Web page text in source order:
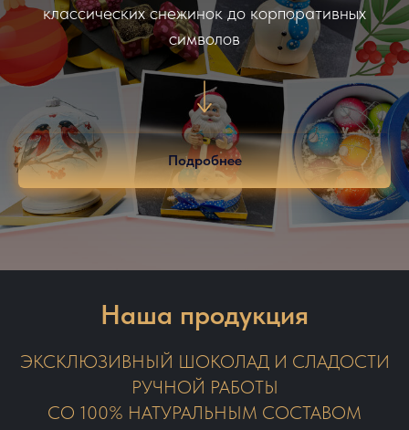
классических снежинок до корпоративных
символов
Подробнее
Наша продукция
ЭКСКЛЮЗИВНЫЙ ШОКОЛАД И СЛАДОСТИ
РУЧНОЙ РАБОТЫ
СО 100% НАТУРАЛЬНЫМ СОСТАВОМ